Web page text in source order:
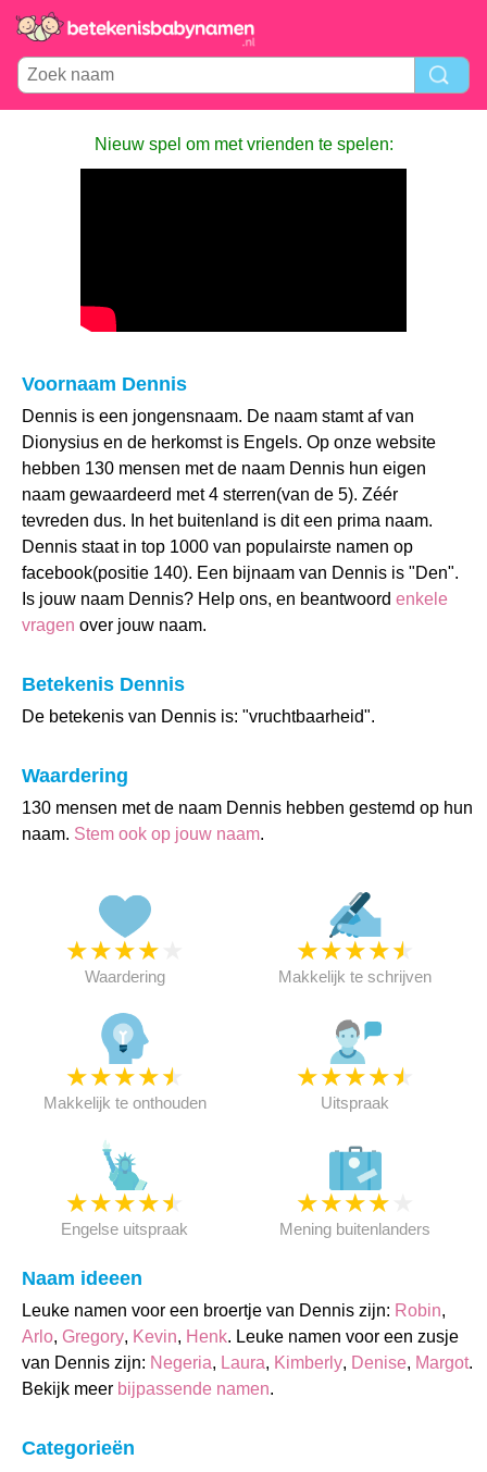
Nieuw spel om met vrienden te spelen:
Voornaam Dennis
Dennis is een jongensnaam. De naam stamt af van
Dionysius en de herkomst is Engels. Op onze website
hebben 130 mensen met de naam Dennis hun eigen
naam gewaardeerd met 4 sterren(van de 5). Zéér
tevreden dus. In het buitenland is dit een prima naam.
Dennis staat in top 1000 van populairste namen op
facebook(positie 140). Een bijnaam van Dennis is "Den".
Is jouw naam Dennis? Help ons, en beantwoord enkele
vragen over jouw naam.
Betekenis Dennis
De betekenis van Dennis is: "vruchtbaarheid".
Waardering
130 mensen met de naam Dennis hebben gestemd op hun
naam. Stem ook op jouw naam.
★★★★
Waardering
★★★★★
Makkelijk te schrijven
★★★★★
Makkelijk te onthouden
★★★★★
Uitspraak
★★★★★
Engelse uitspraak
★★★★
Mening buitenlanders
Naam ideeen
Leuke namen voor een broertje van Dennis zijn: Robin,
Arlo, Gregory, Kevin, Henk. Leuke namen voor een zusje
van Dennis zijn: Negeria, Laura, Kimberly, Denise, Margot.
Bekijk meer bijpassende namen.
Categorieën